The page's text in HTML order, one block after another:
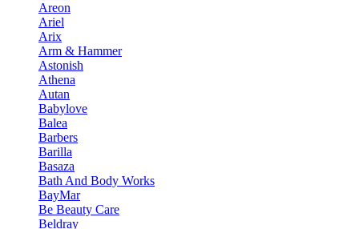
Areon
Ariel
Arix
Arm & Hammer
Astonish
Athena
Autan
Babylove
Balea
Barbers
Barilla
Basaza
Bath And Body Works
BayMar
Be Beauty Care
Beldray